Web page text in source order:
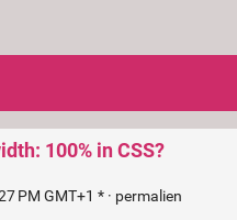
100% in CSS?
PM GMT+1 * · permalien